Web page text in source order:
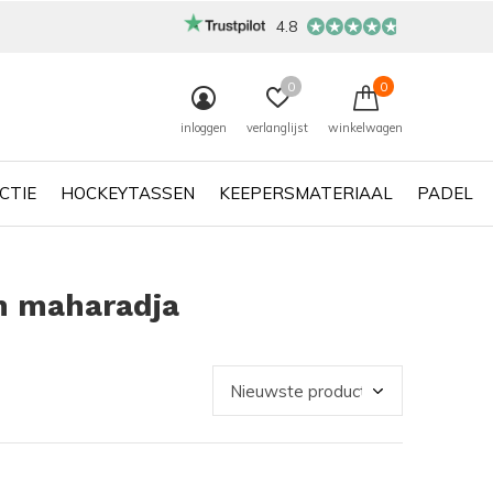
HOCKEYTASSEN KEEPERSMATERIAAL PADEL
inloggen verlanglijst
0
winkelwagen
0
4.8
maharadja